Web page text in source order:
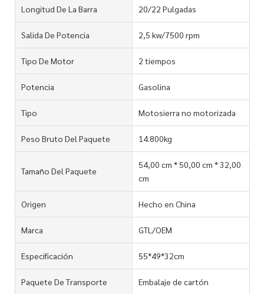
Longitud De La Barra 20/22 Pulgadas
Salida De Potencia 2,5 kw/7500 rpm
Tipo De Motor 2 tiempos
Potencia Gasolina
Tipo Motosierra no motorizada
Peso Bruto Del Paquete 14.800kg
Tamaño Del Paquete
54,00 cm * 50,00 cm * 32,00
cm
Origen Hecho en China
Marca GTL/OEM
Especificación 55*49*32cm
Paquete De Transporte Embalaje de cartón